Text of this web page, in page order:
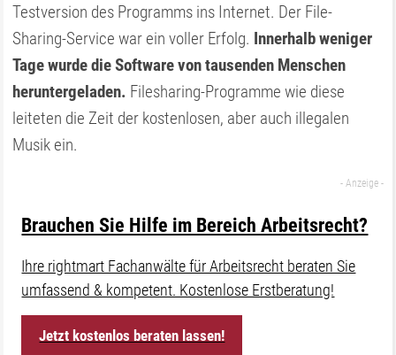
Testversion des Programms ins Internet. Der File-
Sharing-Service war ein voller Erfolg. Innerhalb weniger
Tage wurde die Software von tausenden Menschen
heruntergeladen. Filesharing-Programme wie diese
leiteten die Zeit der kostenlosen, aber auch illegalen
Musik ein.
Brauchen Sie Hilfe im Bereich Arbeitsrecht?
Ihre rightmart Fachanwälte für Arbeitsrecht beraten Sie
umfassend & kompetent. Kostenlose Erstberatung!
Jetzt kostenlos beraten lassen!